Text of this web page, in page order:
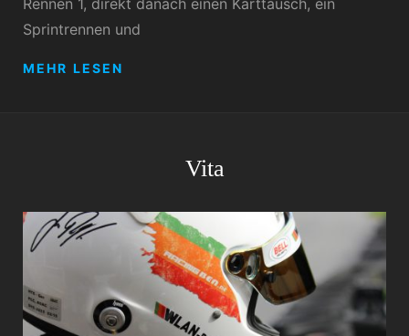
Sprintrennen und
MEHR LESEN
Vita